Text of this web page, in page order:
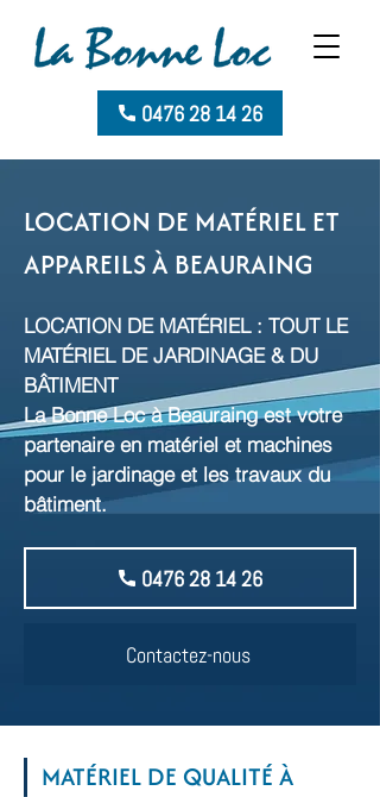
0476 28 14 26
LOCATION DE MATÉRIEL ET
APPAREILS À BEAURAING
LOCATION DE MATÉRIEL : TOUT LE
MATÉRIEL DE JARDINAGE & DU
BÂTIMENT
La Bonne Loc à Beauraing est votre
partenaire en matériel et machines
pour le jardinage et les travaux du
bâtiment.
0476 28 14 26
Contactez-nous
MATÉRIEL DE QUALITÉ À